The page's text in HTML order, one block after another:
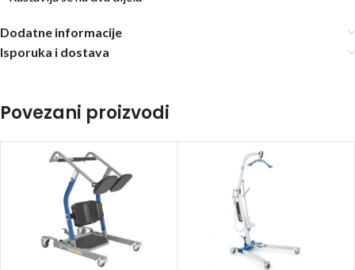
Dodatne informacije
Isporuka i dostava
Povezani proizvodi